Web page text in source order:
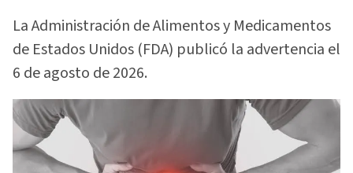
La Administración de Alimentos y Medicamentos
de Estados Unidos (FDA) publicó la advertencia el
6 de agosto de 2026.